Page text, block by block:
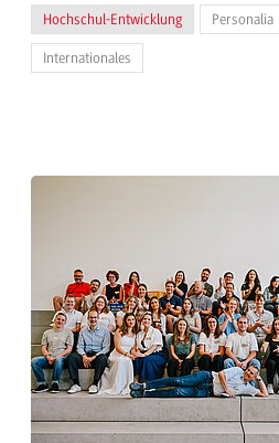
Hochschul-Entwicklung Personalia
Internationales